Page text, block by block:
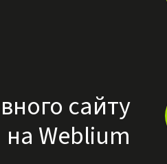
сайту
на Weblium